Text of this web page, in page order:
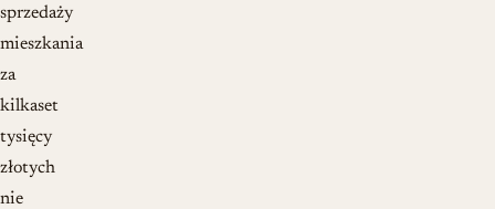
sprzedaży
mieszkania
za
kilkaset
tysięcy
złotych
nie